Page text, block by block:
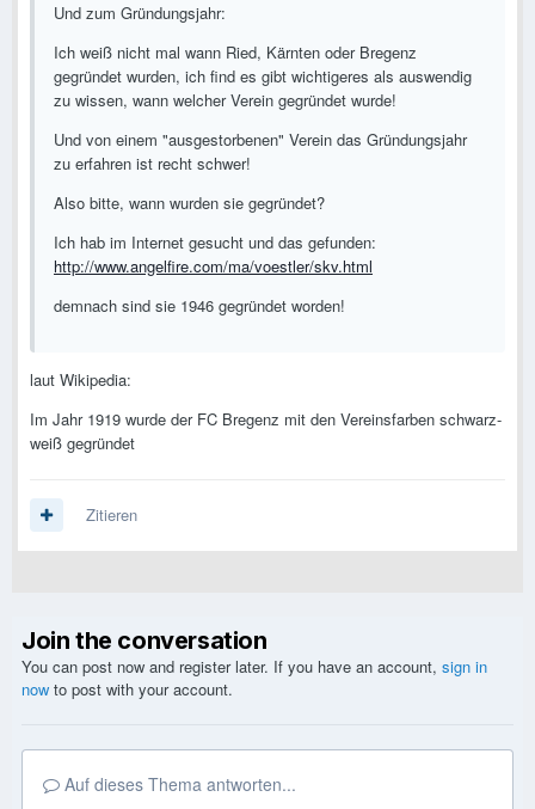
Und zum Gründungsjahr:
Ich weiß nicht mal wann Ried, Kärnten oder Bregenz
gegründet wurden, ich find es gibt wichtigeres als auswendig
zu wissen, wann welcher Verein gegründet wurde!
Und von einem "ausgestorbenen" Verein das Gründungsjahr
zu erfahren ist recht schwer!
Also bitte, wann wurden sie gegründet?
Ich hab im Internet gesucht und das gefunden:
http://www.angelfire.com/ma/voestler/skv.html
demnach sind sie 1946 gegründet worden!
laut Wikipedia:
Im Jahr 1919 wurde der FC Bregenz mit den Vereinsfarben schwarz-
weiß gegründet
Zitieren
Join the conversation
You can post now and register later. If you have an account, sign in
now to post with your account.
Auf dieses Thema antworten...